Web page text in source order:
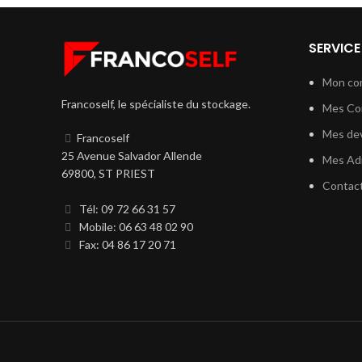
Francoself, le spécialiste du stockage.
Francoself
25 Avenue Salvador Allende
69800, ST PRIEST
Tél: 09 72 66 31 57
Mobile: 06 63 48 02 90
Fax: 04 86 17 20 71
Mon
Mes
Mes
Mes